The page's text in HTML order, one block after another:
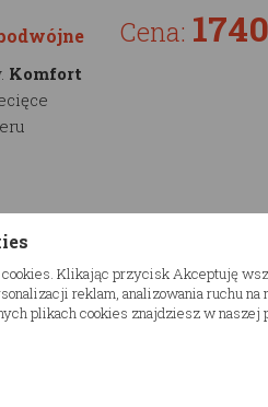
Komfort
to
. Użyty
Cena:
Klikając przycisk Akceptuję
reklam, analizowania ruchu
plikach cookies znajdziesz w naszej